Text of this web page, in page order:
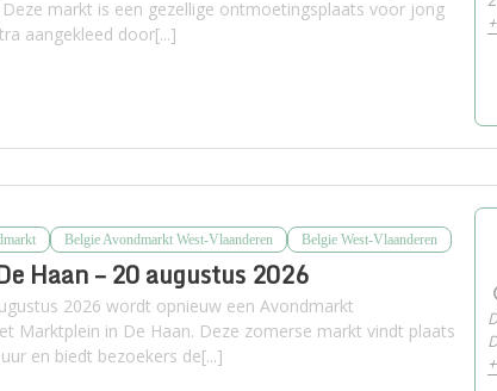
markt is een gezellige ontmoetingsplaats voor jong
aangekleed door[...]
Belgie Avondmarkt West-Vlaanderen Belgie West-Vlaanderen
Haan – 20 augustus 2026
2026 wordt opnieuw een Avondmarkt
Marktplein in De Haan. Deze zomerse markt vindt plaats
en biedt bezoekers de[...]